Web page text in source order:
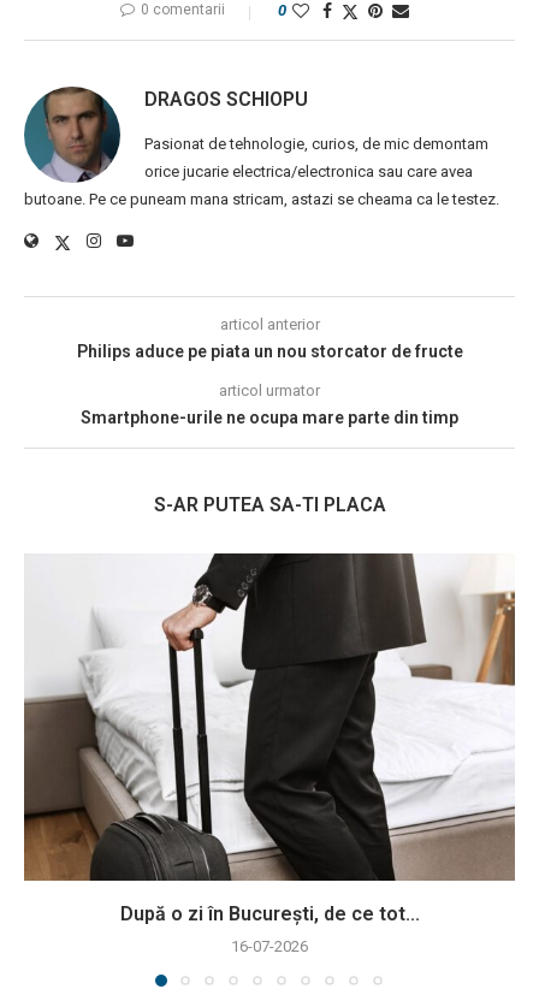
0 comentarii 0
DRAGOS SCHIOPU
Pasionat de tehnologie, curios, de mic demontam
orice jucarie electrica/electronica sau care avea
butoane. Pe ce puneam mana stricam, astazi se cheama ca le testez.
articol anterior
Philips aduce pe piata un nou storcator de fructe
articol urmator
Smartphone-urile ne ocupa mare parte din timp
S-AR PUTEA SA-TI PLACA
După o zi în București, de ce tot...
16-07-2026